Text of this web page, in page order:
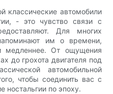
классические автомобили
- это чувство связи с
Для многих
им о времени,
медленнее. От ощущения
до грохота двигателя под
автомобильной
чтобы соединить вас с
по эпоху.